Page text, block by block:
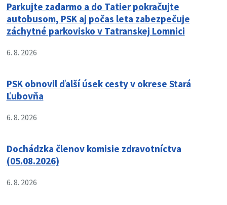
Parkujte zadarmo a do Tatier pokračujte
autobusom, PSK aj počas leta zabezpečuje
záchytné parkovisko v Tatranskej Lomnici
6. 8. 2026
PSK obnovil ďalší úsek cesty v okrese Stará
Ľubovňa
6. 8. 2026
Dochádzka členov komisie zdravotníctva
(05.08.2026)
6. 8. 2026